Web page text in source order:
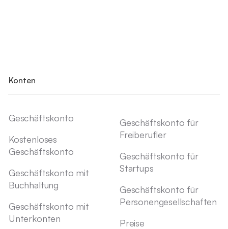
Konten
Geschäftskonto
Kostenloses
Geschäftskonto
Geschäftskonto mit
Buchhaltung
Geschäftskonto mit
Unterkonten
Geschäftskonto für
Freiberufler
Geschäftskonto für
Startups
Geschäftskonto für
Personengesellschaften
Preise